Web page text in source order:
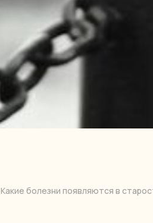
Какие болезни появляются в